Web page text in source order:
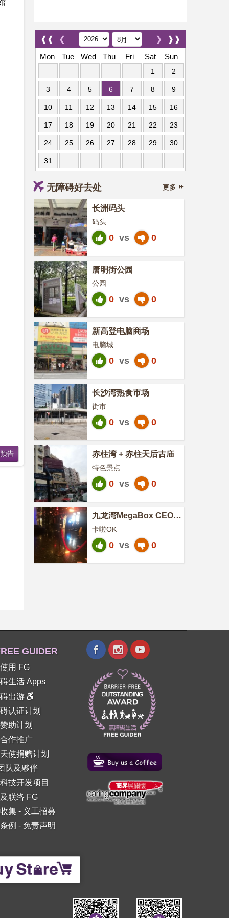
❰❰ ❮ ❱❱
❯
Mon
Tue Wed Thu Fri Sat Sun
1 2
3 4 5 6 7 8 9
10 11 12 13 14 15 16
17 18 19 20 21 22 23
24 25 26 27 28 29 30
31
无障碍好去处 更多
长洲码头
码头
0 vs 0
唐明街公园
公园
0 vs 0
新高登电脑商场
电脑城
0 vs 0
长沙湾熟食市场
街市
0 vs 0
赤柱湾 + 赤柱天后古庙
特色景点
0 vs 0
九龙湾MegaBox CEO
Neway
卡啦OK
0 vs 0
GUIDER
用 FG
生活 Apps
出游
认证计划
助计划
作推广
使捐赠计划
队及夥伴
技开发项目
联络 FG
集- 义工招募
例 - 免责声明